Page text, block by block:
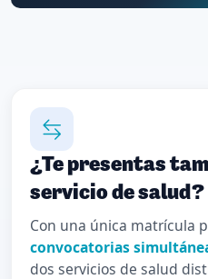
¿Te presentas
servicio de salud?
Con una única matrícula
convocatorias
dos servicios de salud